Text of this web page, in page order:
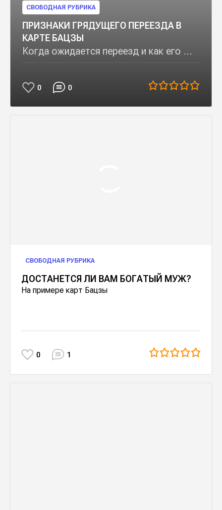
СВОБОДНАЯ РУБРИКА
ПРИЗНАКИ ГРЯДУЩЕГО ПЕРЕЕЗДА В
КАРТЕ БАЦЗЫ
Когда ожидается переезд и как его ...
0 0
СВОБОДНАЯ РУБРИКА
ДОСТАНЕТСЯ ЛИ ВАМ БОГАТЫЙ МУЖ?
На примере карт Бацзы
0 1